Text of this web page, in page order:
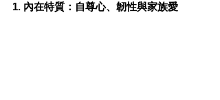
1. 內在特質：自尊心、韌性與家族愛